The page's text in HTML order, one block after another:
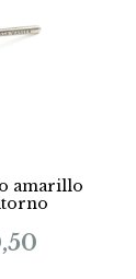
amarillo